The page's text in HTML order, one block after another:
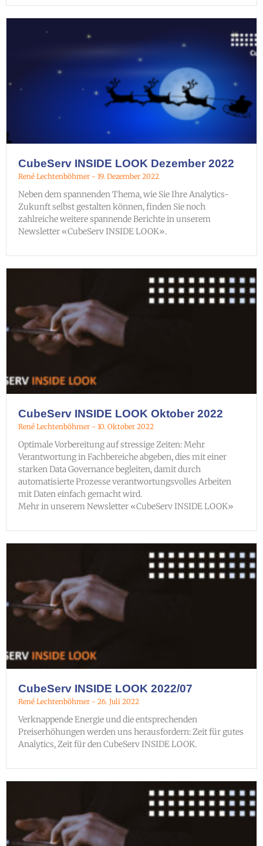
CubeServ INSIDE LOOK Dezember 2022
René Lechtenböhmer 19. Dezember 2022
Neben dem spannenden Thema, wie Sie Ihre Analytics-
Zukunft selbst gestalten können, finden Sie noch
zahlreiche weitere spannende Berichte in unserem
Newsletter «CubeServ INSIDE LOOK».
CubeServ INSIDE LOOK Oktober 2022
René Lechtenböhmer 10. Oktober 2022
Optimale Vorbereitung auf stressige Zeiten: Mehr
Verantwortung in Fachbereiche abgeben, dies mit einer
starken Data Governance begleiten, damit durch
automatisierte Prozesse verantwortungsvolles Arbeiten
mit Daten einfach gemacht wird.
Mehr in unserem Newsletter «CubeServ INSIDE LOOK»
CubeServ INSIDE LOOK 2022/07
René Lechtenböhmer 26. Juli 2022
Verknappende Energie und die entsprechenden
Preiserhöhungen werden uns herausfordern: Zeit für gutes
Analytics, Zeit für den CubeServ INSIDE LOOK.